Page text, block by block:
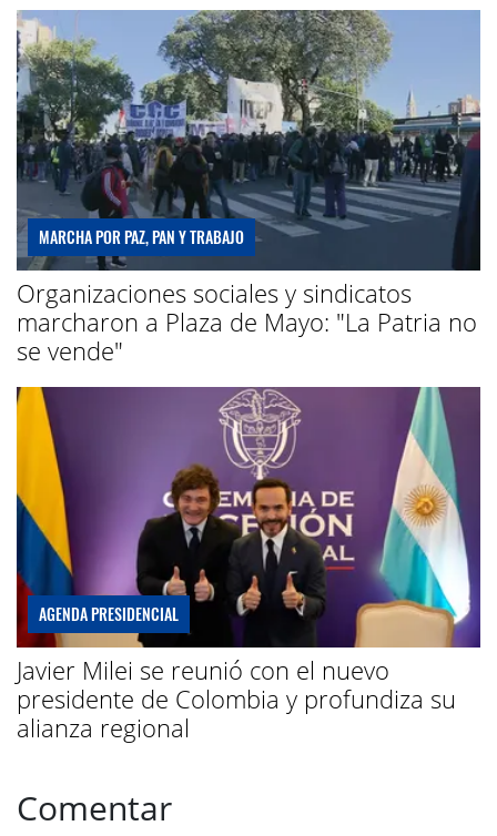
MARCHA POR PAZ, PAN Y TRABAJO
Organizaciones sociales y sindicatos
marcharon a Plaza de Mayo: "La Patria no
se vende"
AGENDA PRESIDENCIAL
Javier Milei se reunió con el nuevo
presidente de Colombia y profundiza su
alianza regional
Comentar